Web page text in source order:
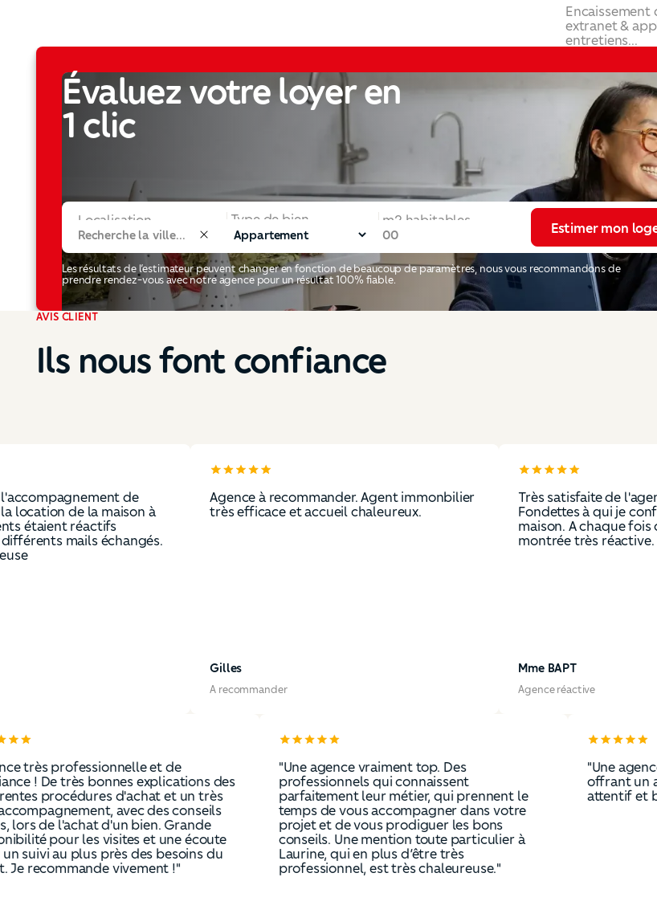
extranet &
entretiens...
Évaluez votre loyer en
1 clic
Localisation Type de bien m2 habitables Estimer mon
Estimer mon
Les résultats de l’estimateur peuvent changer en fonction de beaucoup de paramètres, nous vous recommandons de
prendre rendez-vous avec notre agence pour un résultat 100% fiable.
AVIS CLIENT
Ils nous font confiance
de
de la maison à
réactifs
mails échangés.
Agence à recommander. Agent immonbilier
très efficace et accueil chaleureux.
A recommander
Très satisfaite de l'agence
Fondettes à qui je confie la
maison. A chaque fois cette
montrée très réactive.
Mme BAPT
Agence réactive
"Agence très professionnelle et de
confiance ! De très bonnes explications des
différentes procédures d'achat et un très
bon accompagnement, avec des conseils
avisés, lors de l'achat d'un bien. Grande
disponibilité pour les visites et une écoute
pour un suivi au plus près des besoins du
client. Je recommande vivement !"
"Une agence vraiment top. Des
professionnels qui connaissent
parfaitement leur métier, qui prennent le
temps de vous accompagner dans votre
projet et de vous prodiguer les bons
conseils. Une mention toute particulier à
Laurine, qui en plus d’être très
professionnel, est très chaleureuse."